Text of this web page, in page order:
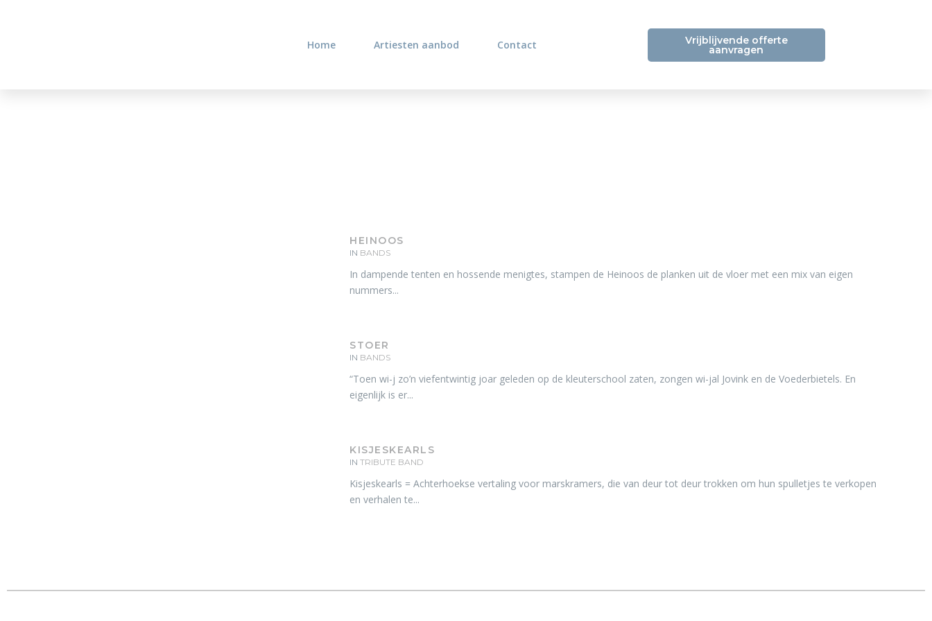
Home Artiesten aanbod Contact Vrijblijvende offerte
aanvragen
HEINOOS
IN BANDS
In dampende tenten en hossende menigtes, stampen de Heinoos de planken uit de vloer met een mix van eigen
nummers...
STOER
IN BANDS
“Toen wi-j zo’n viefentwintig joar geleden op de kleuterschool zaten, zongen wi-jal Jovink en de Voederbietels. En
eigenlijk is er...
KISJESKEARLS
IN TRIBUTE BAND
Kisjeskearls = Achterhoekse vertaling voor marskramers, die van deur tot deur trokken om hun spulletjes te verkopen
en verhalen te...